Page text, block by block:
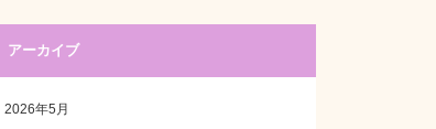
アーカイブ
2026年5月